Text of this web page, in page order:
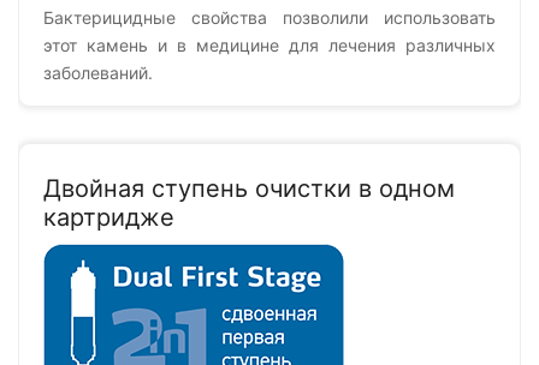
Бактерицидные свойства позволили использовать
этот камень и в медицине для лечения различных
заболеваний.
Двойная ступень очистки в одном
картридже